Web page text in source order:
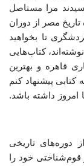
مرا مستاصل
مصر از دوران
تا بخواهید
کتاب‌هایی
قاهره و بهترین
پیشنهاد کنم
امروز داشته باشد.
دوره‌های تاریخی
قوم‌شناختی خود را